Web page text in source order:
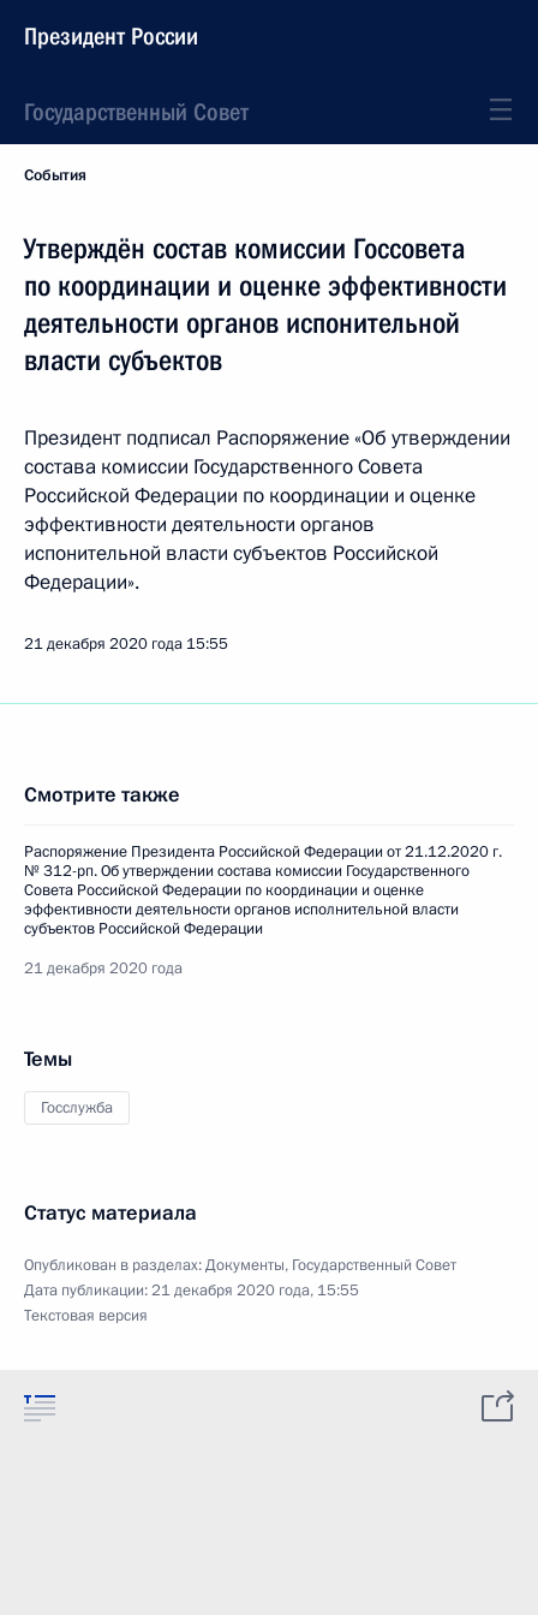
Президент России
Государственный Совет
События
Утверждён состав комиссии Госсовета
по координации и оценке эффективности
деятельности органов испонительной
власти субъектов
Президент подписал Распоряжение «Об утверждении
состава комиссии Государственного Совета
Российской Федерации по координации и оценке
эффективности деятельности органов
испонительной власти субъектов Российской
Федерации».
21 декабря 2020 года 15:55
Смотрите также
Распоряжение Президента Российской Федерации от 21.12.2020 г.
№ 312-рп. Об утверждении состава комиссии Государственного
Совета Российской Федерации по координации и оценке
эффективности деятельности органов исполнительной власти
субъектов Российской Федерации
21 декабря 2020 года
Темы
Госслужба
Статус материала
Опубликован в разделах:Документы, Государственный Совет
Дата публикации:21 декабря 2020 года, 15:55
Текстовая версия